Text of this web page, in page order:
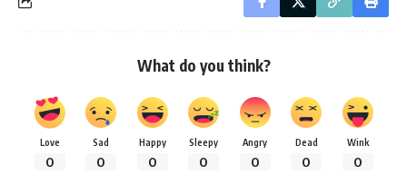
What do you think?
Love
0
Sad
0
Happy
0
Sleepy
0
Angry
0
Dead
0
Wink
0